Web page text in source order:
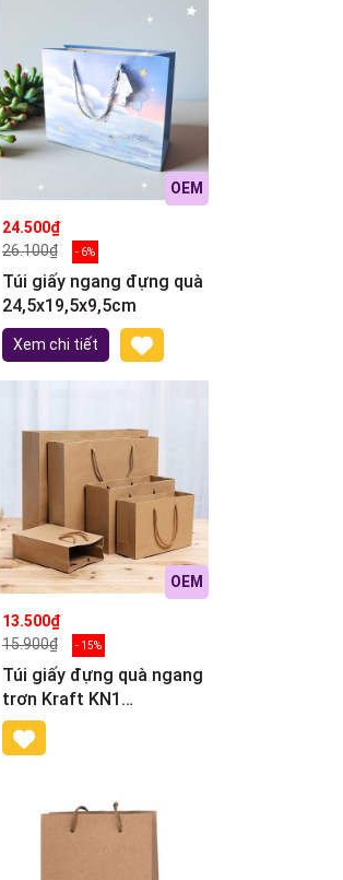
OEM
24.500₫
26.100₫
- 6%
Túi giấy ngang đựng quà
24,5x19,5x9,5cm
Xem chi tiết
OEM
13.500₫
15.900₫
- 15%
Túi giấy đựng quà ngang
trơn Kraft KN1
(28,5x23x8cm)